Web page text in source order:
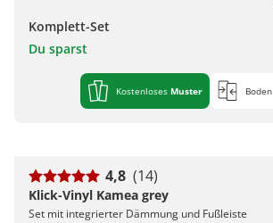
Komplett-Set
Du sparst
Kostenloses Muster Boden
4,8 (14)
Klick-Vinyl Kamea grey
Set mit integrierter Dämmung und Fußleiste